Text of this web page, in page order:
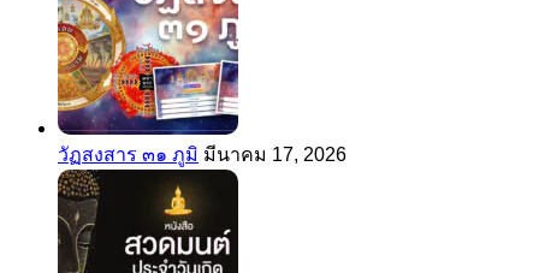
วัฏสงสาร ๓๑ ภูมิ มีนาคม 17, 2026